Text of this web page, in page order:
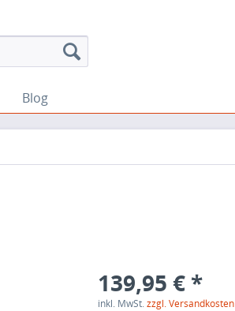
Blog
139,95 € *
inkl. MwSt.zzgl. Versandkosten